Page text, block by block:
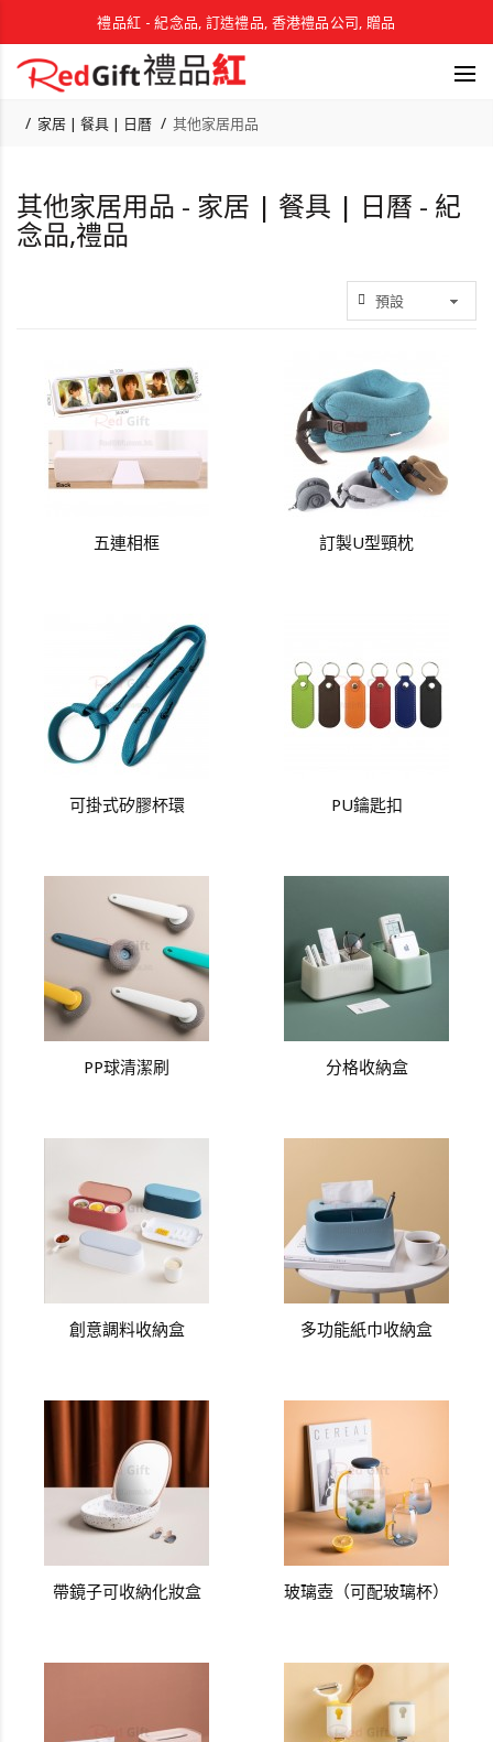
禮品紅 - 紀念品, 訂造禮品, 香港禮品公司, 贈品
家居 | 餐具 | 日曆 其他家居用品
其他家居用品 - 家居 | 餐具 | 日曆 - 紀
念品,禮品
五連相框 訂製U型頸枕
可掛式矽膠杯環 PU鑰匙扣
PP球清潔刷 分格收納盒
創意調料收納盒 多功能紙巾收納盒
帶鏡子可收納化妝盒 玻璃壺（可配玻璃杯）